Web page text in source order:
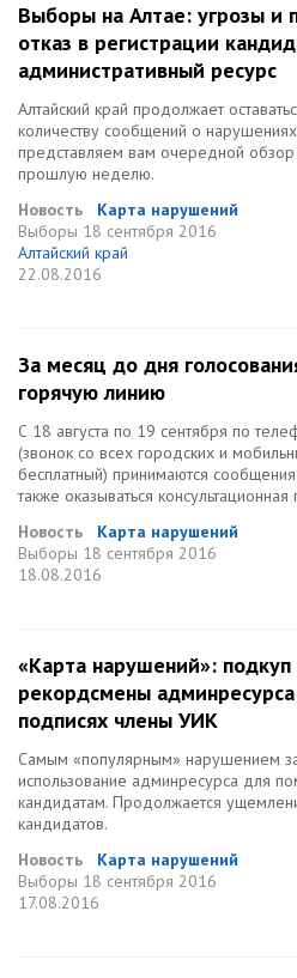
Выборы на Алтае: угрозы и
отказ в регистрации
административный ресурс
Алтайский край продолжает
количеству сообщений о
представляем вам очередной обзор
прошлую неделю.
Новость
Карта нарушений
Выборы 18 сентября 2016
Алтайский край
22.08.2016
За месяц до дня
горячую линию
С 18 августа по 19 сентября по
(звонок со всех городских и
бесплатный) принимаются
также оказываться
Новость
Карта нарушений
Выборы 18 сентября 2016
18.08.2016
«Карта нарушений»: подкуп
рекордсмены
подписях члены УИК
Самым «популярным» нарушением
использование админресурса для
кандидатам. Продолжается
кандидатов.
Новость
Карта нарушений
Выборы 18 сентября 2016
17.08.2016